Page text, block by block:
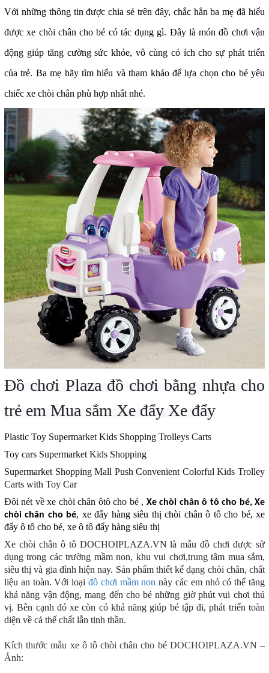
Với những thông tin được chia sẻ trên đây, chắc hẳn ba mẹ đã hiểu
đượcxe chòi chân cho bé có tác dụng gì. Đây là món đồ chơi vận
động giúp tăng cường sức khỏe, vô cùng có ích cho sự phát triển
của trẻ. Ba mẹ hãy tìm hiểu và tham khảo để lựa chọn cho bé yêu
chiếc xe chòi chân phù hợp nhất nhé.
Đồ chơi Plaza đồ chơi bằng nhựa cho
trẻ em Mua sắm Xe đẩy Xe đẩy
Plastic Toy Supermarket Kids Shopping Trolleys Carts
Toy cars Supermarket Kids Shopping
Supermarket Shopping Mall Push Convenient Colorful Kids Trolley
Carts with Toy Car
Đôi nét về xe chòi chân ôtô cho bé , Xe chòi chân ô tô cho bé, Xe
chòi chân cho bé, xe đẩy hàng siêu thị chòi chân ô tô cho bé, xe
đẩy ô tô cho bé, xe ô tô đẩy hàng siêu thị
Xe chòi chân ô tô DOCHOIPLAZA.VNlà mẫu đồ chơi được sử
dụng trong các trường mầm non, khu vui chơi,trung tâm mua sắm,
siêu thị và gia đình hiện nay. Sản phẩm thiết kế dạng chòi chân, chất
liệu an toàn. Với loại đồ chơi mầm non này các em nhỏ có thể tăng
khả năng vận động, mang đến cho bé những giờ phút vui chơi thú
vị. Bên cạnh đó xe còn có khả năng giúp bé tập đi, phát triển toàn
diện về cả thế chất lẫn tinh thần.
Kích thước mẫu xe ô tô chòi chân cho bé DOCHOIPLAZA.VN –
Ảnh: